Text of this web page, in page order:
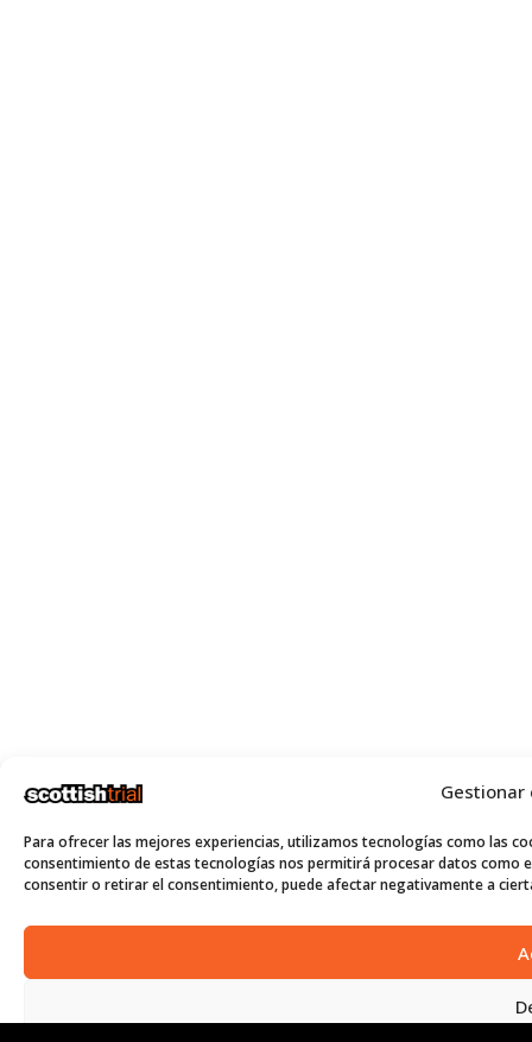
Para ofrecer las mejores experiencias, utilizamos tecnologías como las
consentimiento de estas tecnologías nos permitirá procesar datos como
consentir o retirar el consentimiento, puede afectar negativamente a